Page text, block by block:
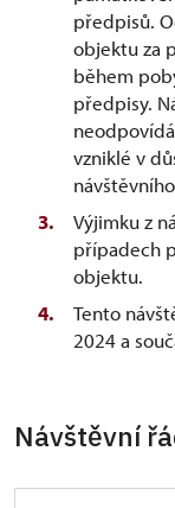
předpisů.
objektu za
během
předpisy.
vzniklé v
Výjimku z
případech
objektu.
Tento
2024 a
Návštěvní